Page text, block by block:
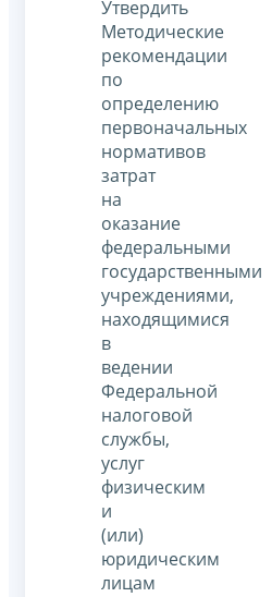
Утвердить
Методические
рекомендации
по
определению
первоначальных
нормативов
затрат
на
оказание
федеральными
государственными
учреждениями,
находящимися
в
ведении
Федеральной
налоговой
службы,
услуг
физическим
и
(или)
юридическим
лицам